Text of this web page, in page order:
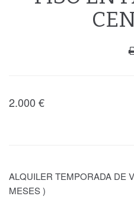
2.000 €
ALQUILER TEMPORADA DE
MESES )